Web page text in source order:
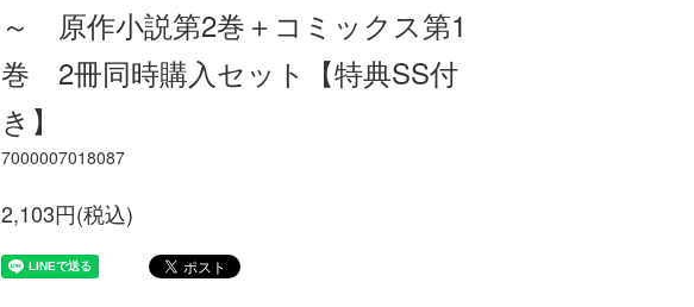
～ 原作小説第2巻＋コミックス第1
巻 2冊同時購入セット【特典SS付
き】
7000007018087
2,103円(税込)